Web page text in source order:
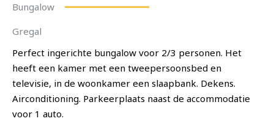
Bungalow
Gregal
Perfect ingerichte bungalow voor 2/3 personen. Het
heeft een kamer met een tweepersoonsbed en
televisie, in de woonkamer een slaapbank. Dekens.
Airconditioning. Parkeerplaats naast de accommodatie
voor 1 auto.